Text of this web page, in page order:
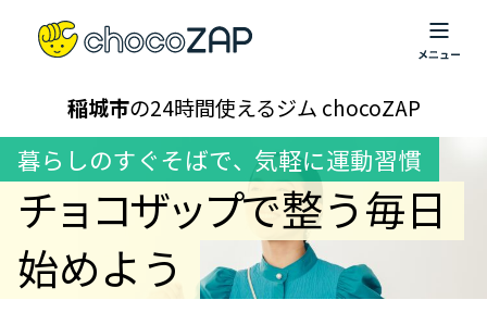
稲城市の24時間使えるジム chocoZAP
暮らしのすぐそばで、 気軽に運動習慣
チョコザップで整う毎日
始めよう